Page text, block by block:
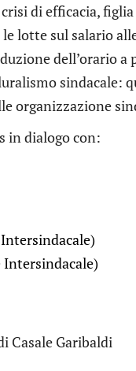
di efficacia,
lotte sul salario
dell’orario
sindacale:
organizzazione
in dialogo con:
Intersindacale)
Intersindacale)
Casale Garibaldi